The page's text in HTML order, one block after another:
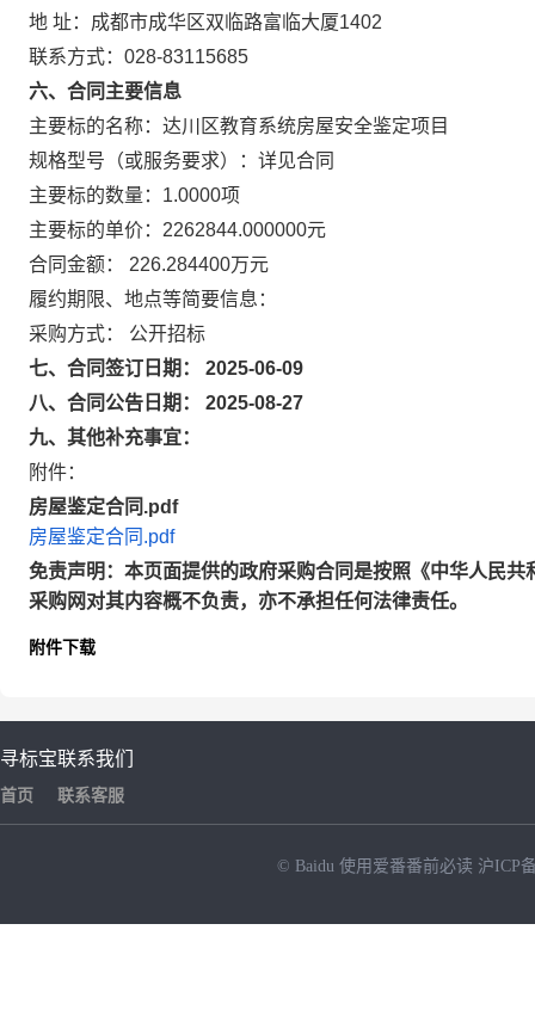
地 址：成都市成华区双临路富临大厦1402
联系方式：028-83115685
六、合同主要信息
主要标的名称：达川区教育系统房屋安全鉴定项目
规格型号（或服务要求）：详见合同
主要标的数量：1.0000项
主要标的单价：2262844.000000元
合同金额： 226.284400万元
履约期限、地点等简要信息：
采购方式： 公开招标
七、合同签订日期： 2025-06-09
八、合同公告日期： 2025-08-27
九、其他补充事宜：
附件：
房屋鉴定合同.pdf
房屋鉴定合同.pdf
免责声明：本页面提供的政府采购合同是按照《中华人民
采购网对其内容概不负责，亦不承担任何法律责任。
附件下载
寻标宝
首页
联系我们
联系客服
© Baidu 使用爱番番前必读 沪ICP